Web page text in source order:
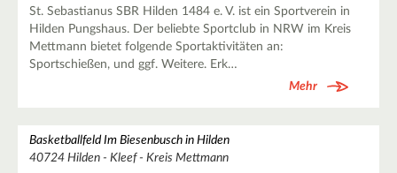
St. Sebastianus SBR Hilden 1484 e. V. ist ein Sportverein in
Hilden Pungshaus. Der beliebte Sportclub in NRW im Kreis
Mettmann bietet folgende Sportaktivitäten an:
Sportschießen, und ggf. Weitere. Erk…
Mehr
Basketballfeld Im Biesenbusch in Hilden
40724 Hilden - Kleef - Kreis Mettmann